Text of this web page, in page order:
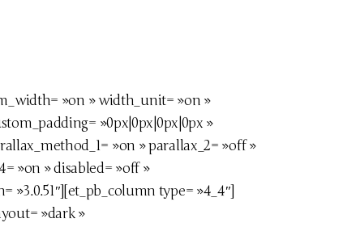
»on » width_unit= »on »
»0px|0px|0px|0px »
»on » parallax_2= »off »
»on » disabled= »off »
type= »4_4″]
»dark »